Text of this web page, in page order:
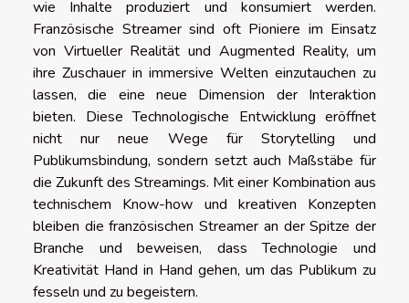
wie Inhalte produziert und konsumiert werden.
Französische Streamer sind oft Pioniere im Einsatz
von Virtueller Realität und Augmented Reality, um
ihre Zuschauer in immersive Welten einzutauchen zu
lassen, die eine neue Dimension der Interaktion
bieten. Diese Technologische Entwicklung eröffnet
nicht nur neue Wege für Storytelling und
Publikumsbindung, sondern setzt auch Maßstäbe für
die Zukunft des Streamings. Mit einer Kombination aus
technischem Know-how und kreativen Konzepten
bleiben die französischen Streamer an der Spitze der
Branche und beweisen, dass Technologie und
Kreativität Hand in Hand gehen, um das Publikum zu
fesseln und zu begeistern.